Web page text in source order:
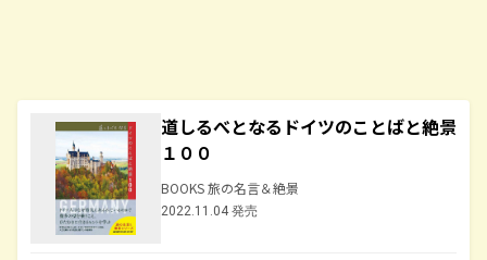
道しるべとなるドイツのことばと絶景
１００
BOOKS 旅の名言＆絶景
2022.11.04 発売